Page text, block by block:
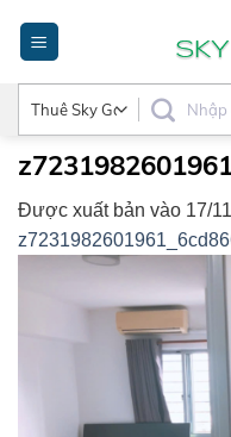
dung
Được xuất bản vào 17/